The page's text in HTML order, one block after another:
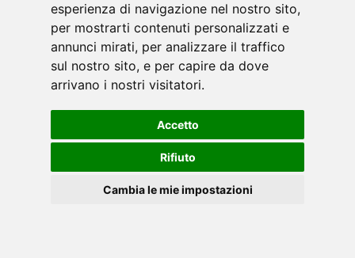
esperienza di navigazione nel nostro sito,
per mostrarti contenuti personalizzati e
annunci mirati, per analizzare il traffico
sul nostro sito, e per capire da dove
arrivano i nostri visitatori.
Accetto
Rifiuto
Cambia le mie impostazioni
Σύνδεση: ΕΝΣΩΜΑΤΩΜΕΝΗ
ΤΕΧΝΙΚΌ ΔΕΛΤΊΟ ΔΕΔΟΜΈΝΩΝ